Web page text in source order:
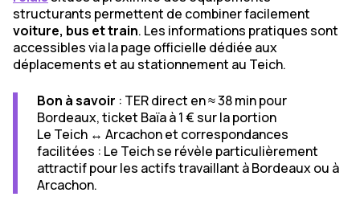
structurants permettent de combiner facilement
voiture, bus et train. Les informations pratiques sont
accessibles via la page officielle dédiée aux
déplacements et au stationnement au Teich.
Bon à savoir : TER direct en ≈ 38 min pour
Bordeaux, ticket Baïa à 1 € sur la portion
Le Teich ↔ Arcachon et correspondances
facilitées : Le Teich se révèle particulièrement
attractif pour les actifs travaillant à Bordeaux ou à
Arcachon.